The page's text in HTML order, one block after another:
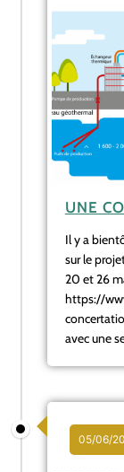
UNE
Il y a
sur le
20 et 26
https://
avec une
05/06/